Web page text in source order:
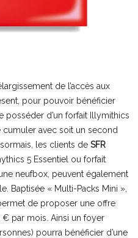
de l’accès aux
pour pouvoir bénéficier
posséder d’un forfait Illymithics
avec soit un second
les clients de SFR
5 Essentiel ou forfait
neufbox, peuvent également
Baptisée « Multi-Packs Mini »,
de proposer une offre
par mois. Ainsi un foyer
pourra bénéficier d’une